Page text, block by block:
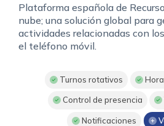
Plataforma española de
nube; una solución global para
actividades relacionadas con
el teléfono móvil.
Turnos rotativos
Control de presencia
Notificaciones